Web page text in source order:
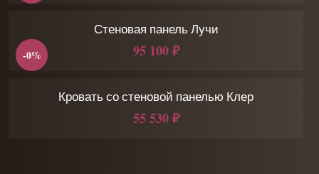
Стеновая панель Лучи
95 100 ₽
-0%
Кровать со стеновой панелью Клер
55 530 ₽